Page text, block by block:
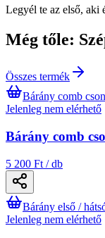
Legyél te az első, aki
Még tőle:
Összes termék
Bárány comb
Jelenleg nem elérhető
Bárány comb
5 200 Ft / db
Bárány első /
Jelenleg nem elérhető